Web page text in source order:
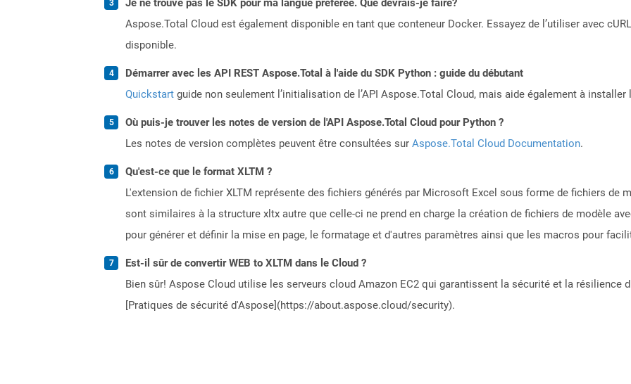
Aspose.Total Cloud est également disponible en tant que conteneur Docker. Essayez de l’utiliser avec
disponible.
Démarrer avec les API REST Aspose.Total à l'aide du SDK Python : guide du débutant
Quickstart guide non seulement l’initialisation de l’API Aspose.Total Cloud, mais aide également à
Où puis-je trouver les notes de version de l'API Aspose.Total Cloud pour Python ?
Les notes de version complètes peuvent être consultées sur Aspose.Total Cloud Documentation.
Qu'est-ce que le format XLTM ?
L'extension de fichier XLTM représente des fichiers générés par Microsoft Excel sous forme de fichiers de
sont similaires à la structure xltx autre que celle-ci ne prend en charge la création de fichiers de modèle
pour générer et définir la mise en page, le formatage et d'autres paramètres ainsi que les macros pour
Est-il sûr de convertir WEB to XLTM dans le Cloud ?
Bien sûr! Aspose Cloud utilise les serveurs cloud Amazon EC2 qui garantissent la sécurité et la résilience
[Pratiques de sécurité d'Aspose](https://about.aspose.cloud/security).